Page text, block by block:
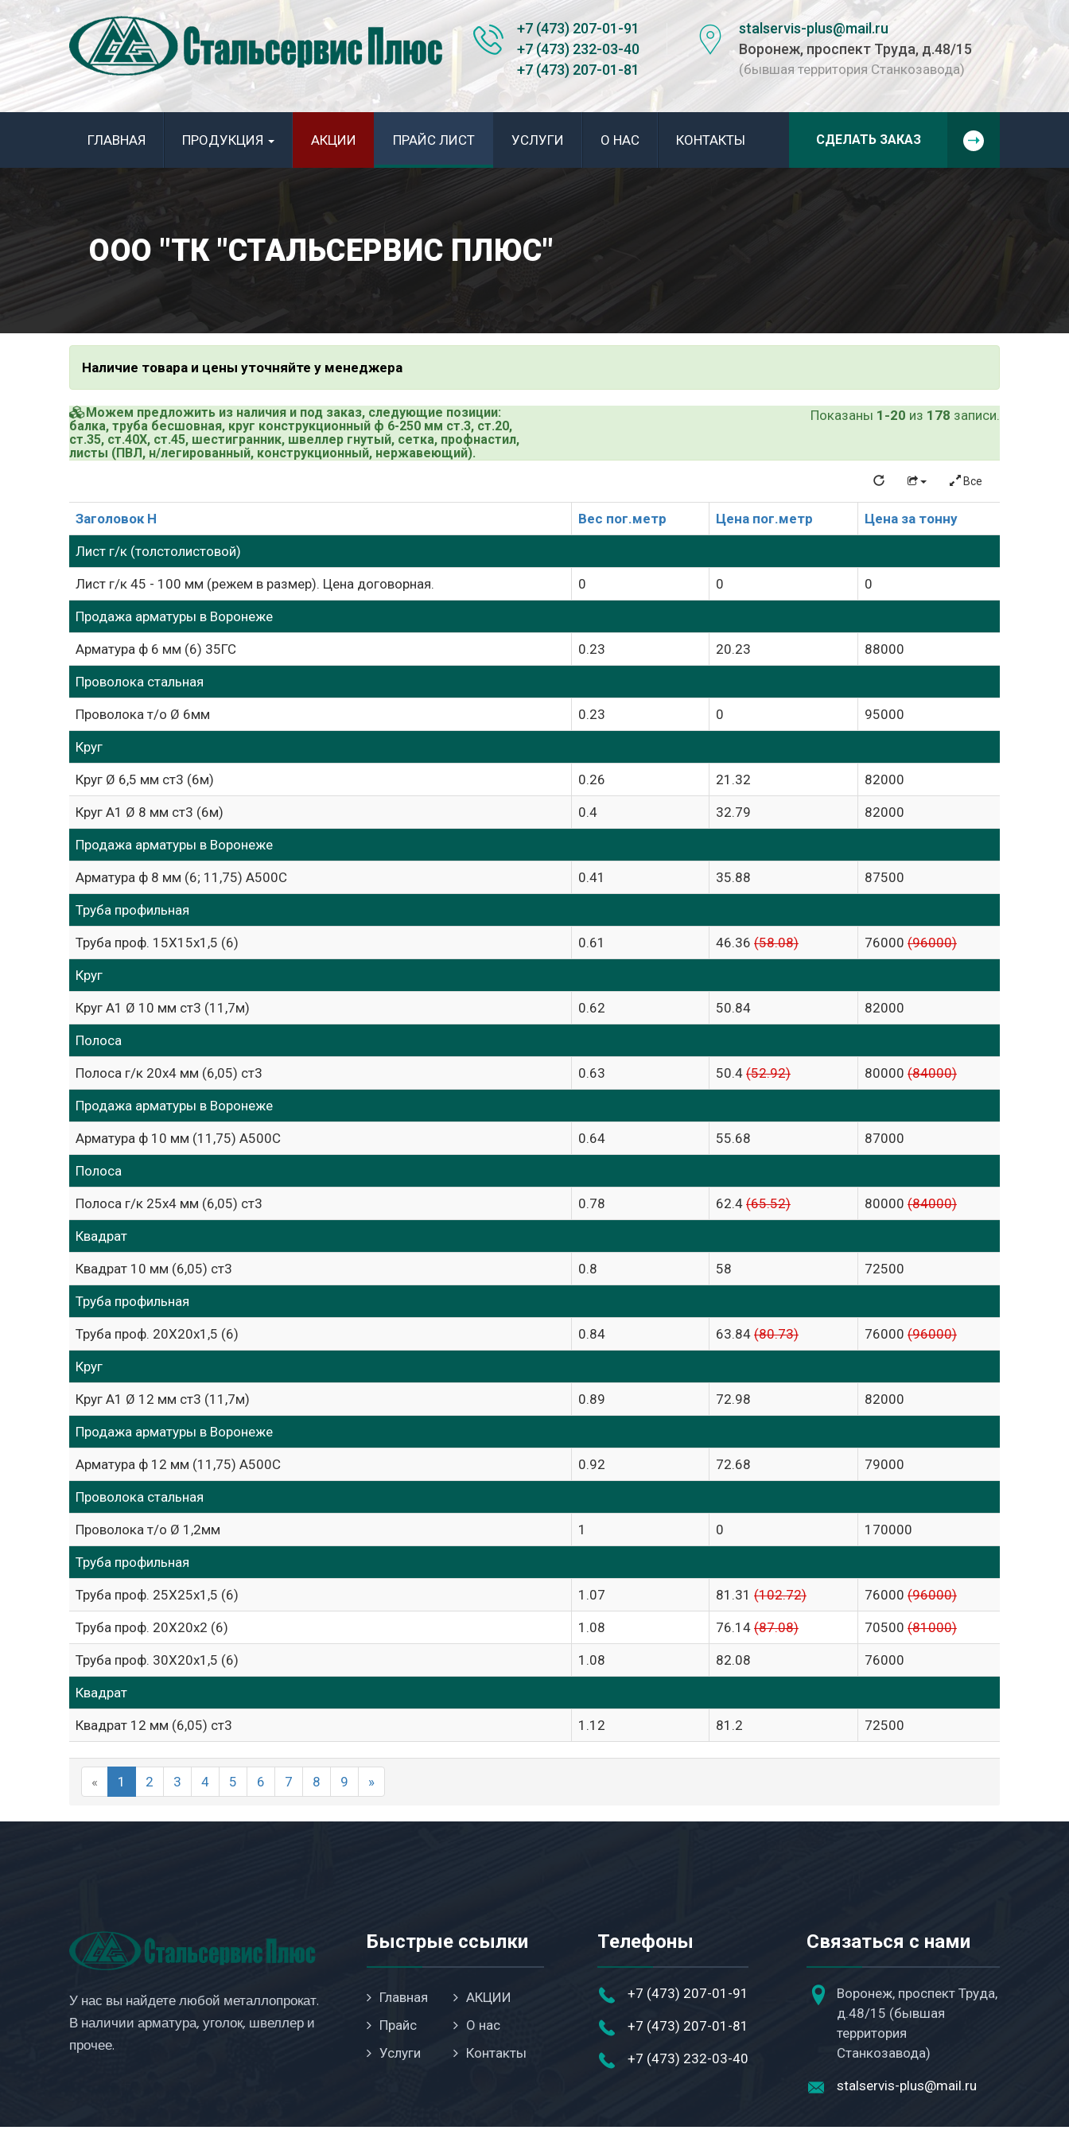
+7 (473) 207-01-91
+7 (473) 232-03-40
+7 (473) 207-01-81
stalservis-plus@mail.ru
Воронеж, проспект Труда, д.48/15
(бывшая территория Станкозавода)
ГЛАВНАЯ ПРОДУКЦИЯ АКЦИИ ПРАЙС ЛИСТ УСЛУГИ О НАС КОНТАКТЫ СДЕЛАТЬ ЗАКАЗ
ООО "ТК "СТАЛЬСЕРВИС ПЛЮС"
Наличие товара и цены уточняйте у менеджера
Показаны 1-20 из 178 записи.
Можем предложить из наличия и под заказ, следующие позиции:
балка, труба бесшовная, круг конструкционный ф 6-250 мм ст.3, ст.20,
ст.35, ст.40Х, ст.45, шестигранник, швеллер гнутый, сетка, профнастил,
листы (ПВЛ, н/легированный, конструкционный, нержавеющий).
Все
Заголовок H Вес пог.метр Цена пог.метр Цена за тонну
Лист г/к (толстолистовой)
Лист г/к 45 - 100 мм (режем в размер). Цена договорная. 0 0 0
Продажа арматуры в Воронеже
Арматура ф 6 мм (6) 35ГС 0.23 20.23 88000
Проволока стальная
Проволока т/о Ø 6мм 0.23 0 95000
Круг
Круг Ø 6,5 мм ст3 (6м) 0.26 21.32 82000
Круг А1 Ø 8 мм ст3 (6м) 0.4 32.79 82000
Продажа арматуры в Воронеже
Арматура ф 8 мм (6; 11,75) А500С 0.41 35.88 87500
Труба профильная
Труба проф. 15Х15х1,5 (6) 0.61 46.36 (58.08) 76000 (96000)
Круг
Круг А1 Ø 10 мм ст3 (11,7м) 0.62 50.84 82000
Полоса
Полоса г/к 20х4 мм (6,05) ст3 0.63 50.4 (52.92) 80000 (84000)
Продажа арматуры в Воронеже
Арматура ф 10 мм (11,75) А500С 0.64 55.68 87000
Полоса
Полоса г/к 25х4 мм (6,05) ст3 0.78 62.4 (65.52) 80000 (84000)
Квадрат
Квадрат 10 мм (6,05) ст3 0.8 58 72500
Труба профильная
Труба проф. 20Х20х1,5 (6) 0.84 63.84 (80.73) 76000 (96000)
Круг
Круг А1 Ø 12 мм ст3 (11,7м) 0.89 72.98 82000
Продажа арматуры в Воронеже
Арматура ф 12 мм (11,75) А500С 0.92 72.68 79000
Проволока стальная
Проволока т/о Ø 1,2мм 1 0 170000
Труба профильная
Труба проф. 25Х25х1,5 (6) 1.07 81.31 (102.72) 76000 (96000)
Труба проф. 20Х20х2 (6) 1.08 76.14 (87.08) 70500 (81000)
Труба проф. 30Х20х1,5 (6) 1.08 82.08 76000
Квадрат
Квадрат 12 мм (6,05) ст3 1.12 81.2 72500
« 1 2 3 4 5 6 7 8 9 »
У нас вы найдете любой металлопрокат.
В наличии арматура, уголок, швеллер и
прочее.
Быстрые ссылки
Главная
Прайс
Услуги
АКЦИИ
О нас
Контакты
Телефоны
+7 (473) 207-01-91
+7 (473) 207-01-81
+7 (473) 232-03-40
Связаться с нами
Воронеж, проспект Труда,
д.48/15 (бывшая
территория
Станкозавода)
stalservis-plus@mail.ru